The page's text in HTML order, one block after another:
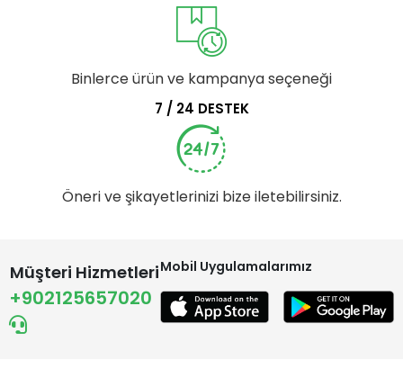
Binlerce ürün ve kampanya seçeneği
7 / 24 DESTEK
Öneri ve şikayetlerinizi bize iletebilirsiniz.
Müşteri Hizmetleri
+902125657020
Mobil Uygulamalarımız